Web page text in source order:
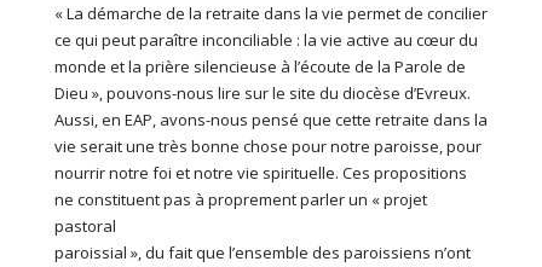
« La démarche de la retraite dans la vie permet de concilier
ce qui peut paraître inconciliable : la vie active au cœur du
monde et la prière silencieuse à l’écoute de la Parole de
Dieu », pouvons-nous lire sur le site du diocèse d’Evreux.
Aussi, en EAP, avons-nous pensé que cette retraite dans la
vie serait une très bonne chose pour notre paroisse, pour
nourrir notre foi et notre vie spirituelle. Ces propositions
ne constituent pas à proprement parler un « projet
pastoral
paroissial », du fait que l’ensemble des paroissiens n’ont